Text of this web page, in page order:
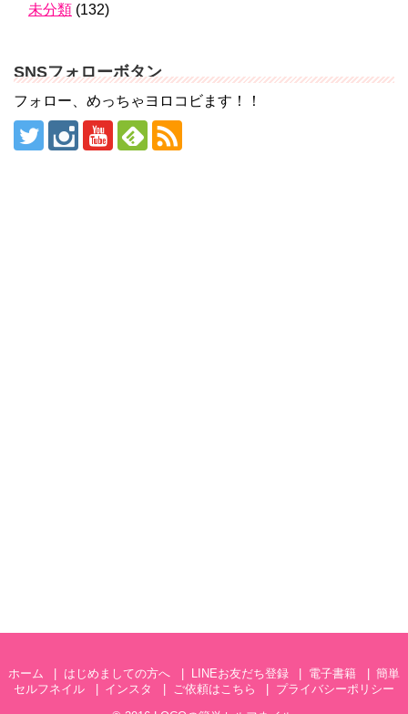
未分類 (132)
SNSフォローボタン
フォロー、めっちゃヨロコビます！！
ホーム はじめましての方へ LINEお友だち登録 電子書籍
簡単
セルフネイル
インスタ ご依頼はこちら
プライバシーポリシー